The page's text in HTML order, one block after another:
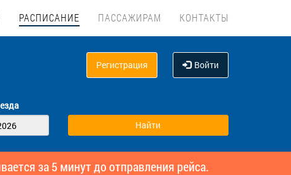
РАСПИСАНИЕ ПАССАЖИРАМ КОНТАКТЫ
Регистрация Войти
за 5 минут до отправления рейса.